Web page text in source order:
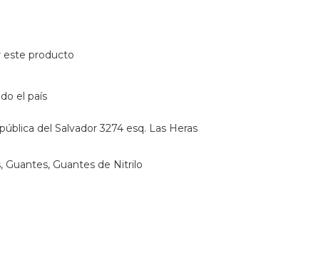
este producto
el país
del Salvador 3274 esq. Las Heras
, Guantes, Guantes de Nitrilo